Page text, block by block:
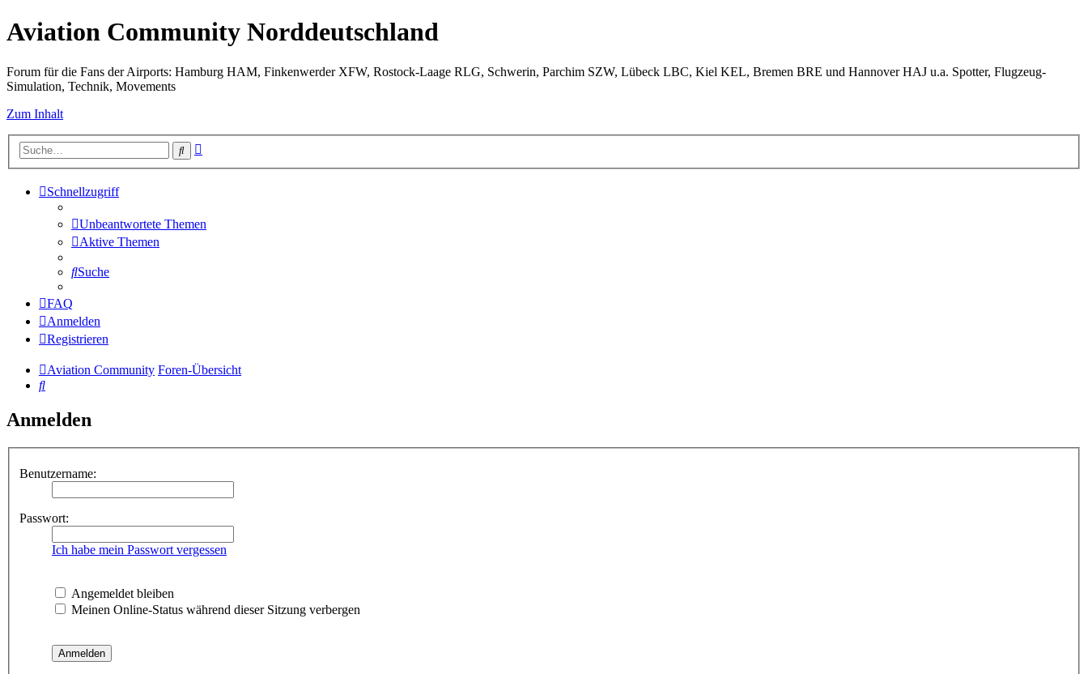
Aviation Community Norddeutschland
Forum für die Fans der Airports: Hamburg HAM, Finkenwerder XFW, Rostock-Laage RLG, Schwerin, Parchim SZW, Lübeck LBC, Kiel KEL, Bremen BRE und Hannover HAJ u.a. Spotter, Flugzeug-
Simulation, Technik, Movements
Zum Inhalt
Suche
Schnellzugriff
Unbeantwortete Themen
Aktive Themen
Suche
FAQ
Anmelden
Registrieren
Aviation Community Foren-Übersicht
Suche
Anmelden
Benutzername:
Passwort:
Ich habe mein Passwort vergessen
Angemeldet bleiben
Meinen Online-Status während dieser Sitzung verbergen